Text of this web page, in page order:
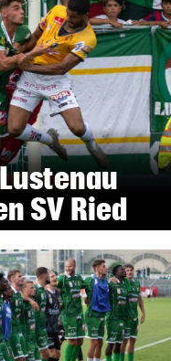
SV Ried